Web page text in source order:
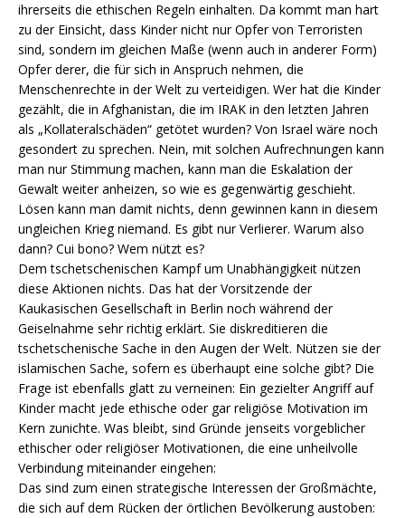
ihrerseits die ethischen Regeln einhalten. Da kommt man hart
zu der Einsicht, dass Kinder nicht nur Opfer von Terroristen
sind, sondern im gleichen Maße (wenn auch in anderer Form)
Opfer derer, die für sich in Anspruch nehmen, die
Menschenrechte in der Welt zu verteidigen. Wer hat die Kinder
gezählt, die in Afghanistan, die im IRAK in den letzten Jahren
als „Kollateralschäden“ getötet wurden? Von Israel wäre noch
gesondert zu sprechen. Nein, mit solchen Aufrechnungen kann
man nur Stimmung machen, kann man die Eskalation der
Gewalt weiter anheizen, so wie es gegenwärtig geschieht.
Lösen kann man damit nichts, denn gewinnen kann in diesem
ungleichen Krieg niemand. Es gibt nur Verlierer. Warum also
dann? Cui bono? Wem nützt es?
Dem tschetschenischen Kampf um Unabhängigkeit nützen
diese Aktionen nichts. Das hat der Vorsitzende der
Kaukasischen Gesellschaft in Berlin noch während der
Geiselnahme sehr richtig erklärt. Sie diskreditieren die
tschetschenische Sache in den Augen der Welt. Nützen sie der
islamischen Sache, sofern es überhaupt eine solche gibt? Die
Frage ist ebenfalls glatt zu verneinen: Ein gezielter Angriff auf
Kinder macht jede ethische oder gar religiöse Motivation im
Kern zunichte. Was bleibt, sind Gründe jenseits vorgeblicher
ethischer oder religiöser Motivationen, die eine unheilvolle
Verbindung miteinander eingehen:
Das sind zum einen strategische Interessen der Großmächte,
die sich auf dem Rücken der örtlichen Bevölkerung austoben: